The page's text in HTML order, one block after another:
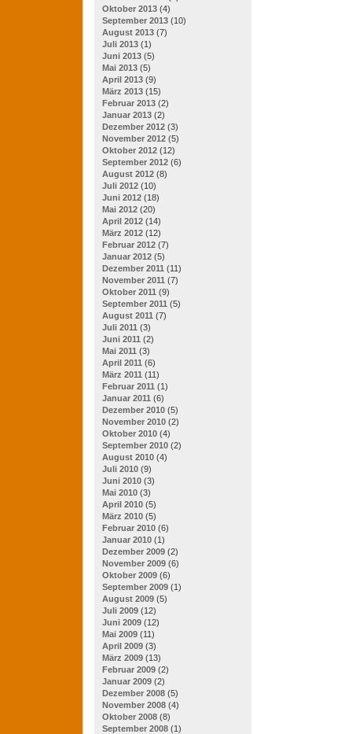
Oktober 2013 (4)
September 2013 (10)
August 2013 (7)
Juli 2013 (1)
Juni 2013 (5)
Mai 2013 (5)
April 2013 (9)
März 2013 (15)
Februar 2013 (2)
Januar 2013 (2)
Dezember 2012 (3)
November 2012 (5)
Oktober 2012 (12)
September 2012 (6)
August 2012 (8)
Juli 2012 (10)
Juni 2012 (18)
Mai 2012 (20)
April 2012 (14)
März 2012 (12)
Februar 2012 (7)
Januar 2012 (5)
Dezember 2011 (11)
November 2011 (7)
Oktober 2011 (9)
September 2011 (5)
August 2011 (7)
Juli 2011 (3)
Juni 2011 (2)
Mai 2011 (3)
April 2011 (6)
März 2011 (11)
Februar 2011 (1)
Januar 2011 (6)
Dezember 2010 (5)
November 2010 (2)
Oktober 2010 (4)
September 2010 (2)
August 2010 (4)
Juli 2010 (9)
Juni 2010 (3)
Mai 2010 (3)
April 2010 (5)
März 2010 (5)
Februar 2010 (6)
Januar 2010 (1)
Dezember 2009 (2)
November 2009 (6)
Oktober 2009 (6)
September 2009 (1)
August 2009 (5)
Juli 2009 (12)
Juni 2009 (12)
Mai 2009 (11)
April 2009 (3)
März 2009 (13)
Februar 2009 (2)
Januar 2009 (2)
Dezember 2008 (5)
November 2008 (4)
Oktober 2008 (8)
September 2008 (1)